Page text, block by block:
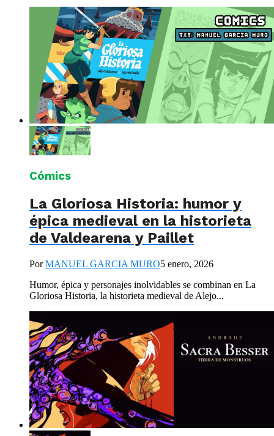
Cómics
La Gloriosa Historia: humor y
épica medieval en la historieta
de Valdearena y Paillet
PorMANUEL GARCIA MURO5 enero, 2026
Humor, épica y personajes inolvidables se combinan en La
Gloriosa Historia, la historieta medieval de Alejo...